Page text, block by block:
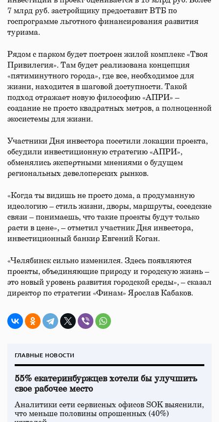
7 млрд руб. застройщику предоставит ВТБ по
госпрограмме льготного финансирования развития
туризма.
Рядом с парком будет построен жилой комплекс «Твоя
Привилегия». Там будет реализована концепция
«пятиминутного города», где все, необходимое для
жизни, находится в шаговой доступности. Такой
подход отражает новую философию «АПРИ» –
создание не просто квадратных метров, а полноценной
экосистемы для жизни.
Участники Дня инвестора посетили локации проекта,
обсудили инвестиционную стратегию «АПРИ»,
обменялись экспертными мнениями о будущем
региональных девелоперских рынков.
«Когда ты видишь не просто дома, а продуманную
идеологию – стиль жизни, дворы, маршруты, соседские
связи – понимаешь, что такие проекты будут только
расти в цене», – отметил участник Дня инвестора,
инвестиционный банкир Евгений Коган.
«Челябинск сильно изменился. Здесь появляются
проекты, объединяющие природу и городскую жизнь –
это новый уровень развития городской среды», – сказал
директор по стратегии «Финам» Ярослав Кабаков.
ГЛАВНЫЕ НОВОСТИ
55% екатеринбуржцев хотели бы улучшить
свое рабочее место
Аналитики сети сервисных офисов SOK выяснили,
что меньше половины опрошенных (40%)